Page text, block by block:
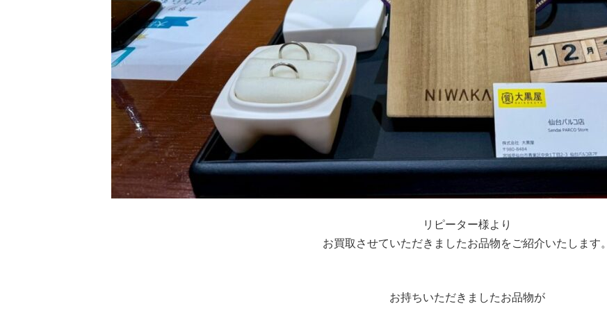
リピーター様より
お買取させていただきましたお品物をご紹介いたします。
お持ちいただきましたお品物が